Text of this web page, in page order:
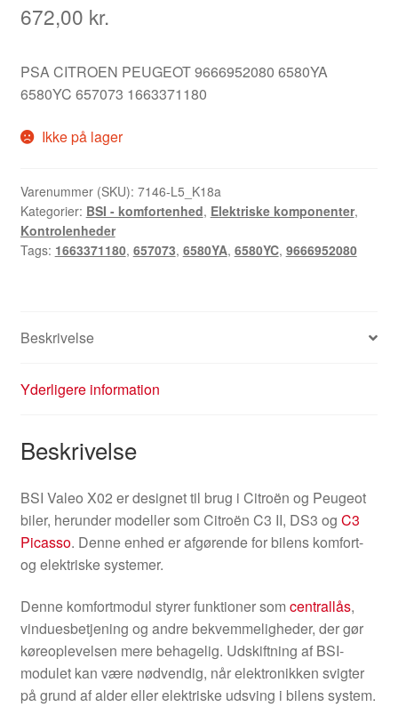
672,00 kr.
PSA CITROEN PEUGEOT 9666952080 6580YA
6580YC 657073 1663371180
Ikke på lager
Varenummer (SKU): 7146-L5_K18a
Kategorier: BSI - komfortenhed, Elektriske komponenter,
Kontrolenheder
Tags: 1663371180, 657073, 6580YA, 6580YC, 9666952080
Beskrivelse
Yderligere information
Beskrivelse
BSI Valeo X02 er designet til brug i Citroën og Peugeot
biler, herunder modeller som Citroën C3 II, DS3 og C3
Picasso. Denne enhed er afgørende for bilens komfort-
og elektriske systemer.
Denne komfortmodul styrer funktioner som centrallås,
vinduesbetjening og andre bekvemmeligheder, der gør
køreoplevelsen mere behagelig. Udskiftning af BSI-
modulet kan være nødvendig, når elektronikken svigter
på grund af alder eller elektriske udsving i bilens system.